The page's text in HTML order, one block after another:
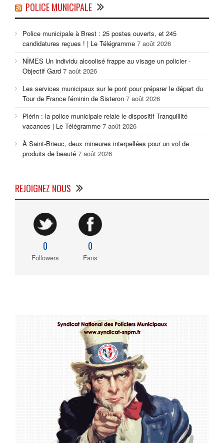
POLICE MUNICIPALE
Police municipale à Brest : 25 postes ouverts, et 245
candidatures reçues ! | Le Télégramme 7 août 2026
NÎMES Un individu alcoolisé frappe au visage un policier -
Objectif Gard 7 août 2026
Les services municipaux sur le pont pour préparer le départ du
Tour de France féminin de Sisteron 7 août 2026
Plérin : la police municipale relaie le dispositif Tranquillité
vacances | Le Télégramme 7 août 2026
À Saint-Brieuc, deux mineures interpellées pour un vol de
produits de beauté 7 août 2026
REJOIGNEZ NOUS
0
Followers
0
Fans